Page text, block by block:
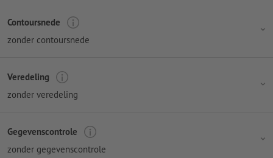
Contoursnede
zonder contoursnede
Veredeling
zonder veredeling
Gegevenscontrole
zonder gegevenscontrole